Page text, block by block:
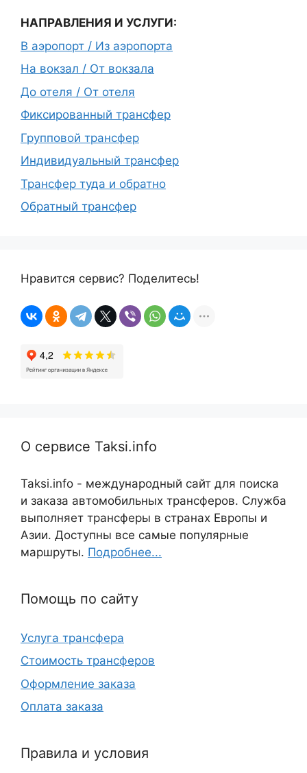
НАПРАВЛЕНИЯ И УСЛУГИ:
В аэропорт / Из аэропорта
На вокзал / От вокзала
До отеля / От отеля
Фиксированный трансфер
Групповой трансфер
Индивидуальный трансфер
Трансфер туда и обратно
Обратный трансфер
Нравится сервис? Поделитесь!
О сервисе Taksi.info
Taksi.info - международный сайт для поиска
и заказа автомобильных трансферов. Служба
выполняет трансферы в странах Европы и
Азии. Доступны все самые популярные
маршруты. Подробнее...
Помощь по сайту
Услуга трансфера
Стоимость трансферов
Оформление заказа
Оплата заказа
Правила и условия